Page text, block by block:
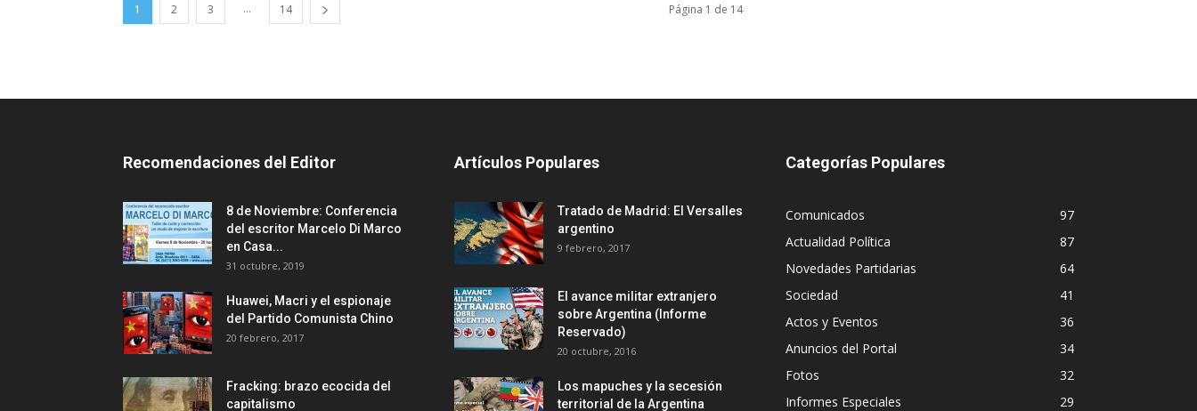
1 2 3 ... 14 Página 1 de 14
Recomendaciones del Editor
8 de Noviembre: Conferencia
del escritor Marcelo Di Marco
en Casa...
31 octubre, 2019
Huawei, Macri y el espionaje
del Partido Comunista Chino
20 febrero, 2017
Fracking: brazo ecocida del
capitalismo
Artículos Populares
Tratado de Madrid: El Versalles
argentino
9 febrero, 2017
El avance militar extranjero
sobre Argentina (Informe
Reservado)
20 octubre, 2016
Los mapuches y la secesión
territorial de la Argentina
Categorías Populares
Comunicados
97
Actualidad Política
87
Novedades Partidarias
64
Sociedad
41
Actos y Eventos
36
Anuncios del Portal
34
Fotos
32
Informes Especiales
29